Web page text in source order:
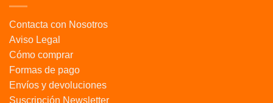
Contacta con Nosotros
Aviso Legal
Cómo comprar
Formas de pago
Envíos y devoluciones
Suscripción Newsletter